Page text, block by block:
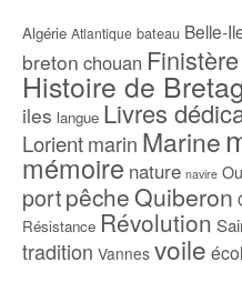
Algérie Atlantique bateau Belle-
breton chouan Finistère
Histoire de
iles langue Livres
Lorientmarin Marine
mémoire nature navire
portpêcheQuiberon
Résistance Révolution
tradition Vannes voile